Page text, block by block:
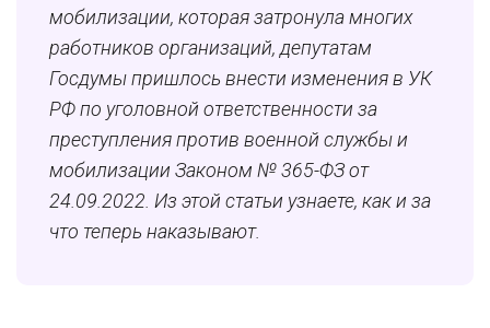
мобилизации, которая затронула многих
работников организаций, депутатам
Госдумы пришлось внести изменения в УК
РФ по уголовной ответственности за
преступления против военной службы и
мобилизации Законом № 365-ФЗ от
24.09.2022. Из этой статьи узнаете, как и за
что теперь наказывают.